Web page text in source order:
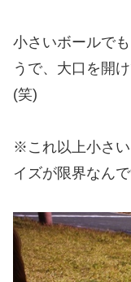
小さいボールでも
うで、大口を開
(笑)
※これ以上小さ
イズが限界なん